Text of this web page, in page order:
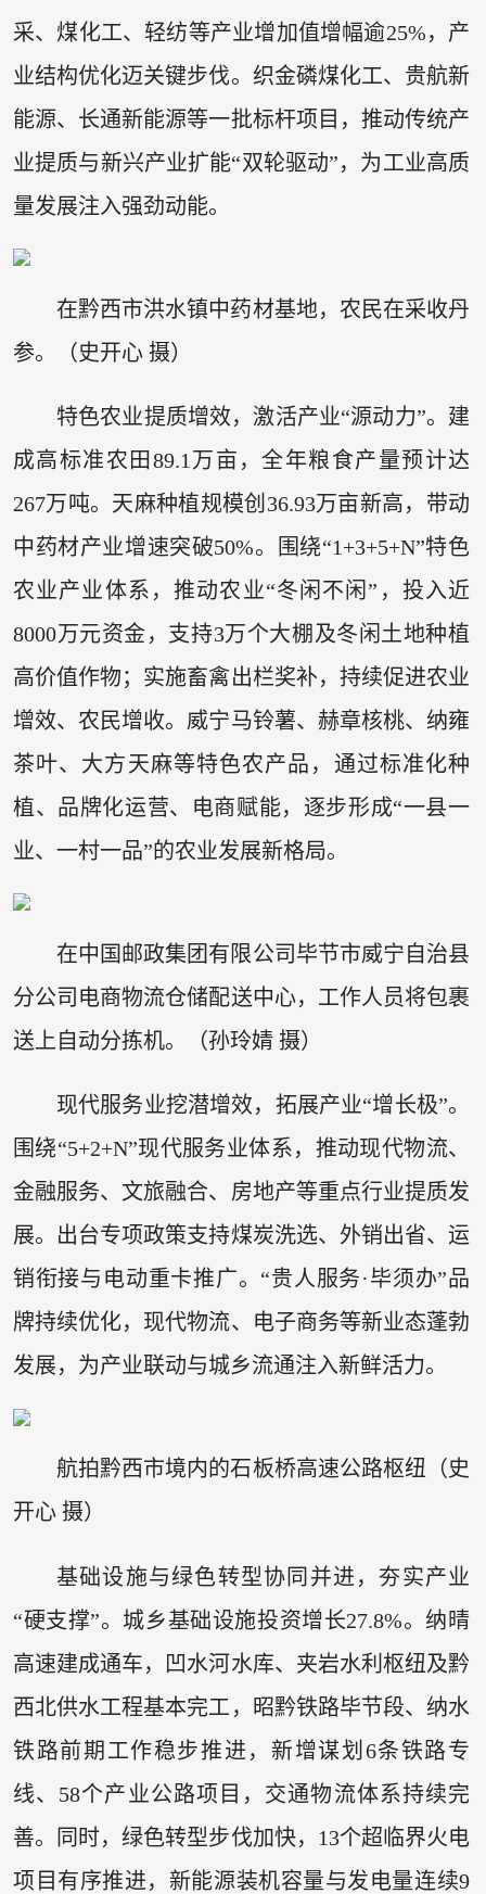
采、煤化工、轻纺等产业增加值增幅逾25%，产
业结构优化迈关键步伐。织金磷煤化工、贵航新
能源、长通新能源等一批标杆项目，推动传统产
业提质与新兴产业扩能“双轮驱动”，为工业高质
量发展注入强劲动能。
在黔西市洪水镇中药材基地，农民在采收丹
参。（史开心 摄）
特色农业提质增效，激活产业“源动力”。建
成高标准农田89.1万亩，全年粮食产量预计达
267万吨。天麻种植规模创36.93万亩新高，带动
中药材产业增速突破50%。围绕“1+3+5+N”特色
农业产业体系，推动农业“冬闲不闲”，投入近
8000万元资金，支持3万个大棚及冬闲土地种植
高价值作物；实施畜禽出栏奖补，持续促进农业
增效、农民增收。威宁马铃薯、赫章核桃、纳雍
茶叶、大方天麻等特色农产品，通过标准化种
植、品牌化运营、电商赋能，逐步形成“一县一
业、一村一品”的农业发展新格局。
在中国邮政集团有限公司毕节市威宁自治县
分公司电商物流仓储配送中心，工作人员将包裹
送上自动分拣机。（孙玲婧 摄）
现代服务业挖潜增效，拓展产业“增长极”。
围绕“5+2+N”现代服务业体系，推动现代物流、
金融服务、文旅融合、房地产等重点行业提质发
展。出台专项政策支持煤炭洗选、外销出省、运
销衔接与电动重卡推广。“贵人服务·毕须办”品
牌持续优化，现代物流、电子商务等新业态蓬勃
发展，为产业联动与城乡流通注入新鲜活力。
航拍黔西市境内的石板桥高速公路枢纽（史
开心 摄）
基础设施与绿色转型协同并进，夯实产业
“硬支撑”。城乡基础设施投资增长27.8%。纳晴
高速建成通车，凹水河水库、夹岩水利枢纽及黔
西北供水工程基本完工，昭黔铁路毕节段、纳水
铁路前期工作稳步推进，新增谋划6条铁路专
线、58个产业公路项目，交通物流体系持续完
善。同时，绿色转型步伐加快，13个超临界火电
项目有序推进，新能源装机容量与发电量连续9